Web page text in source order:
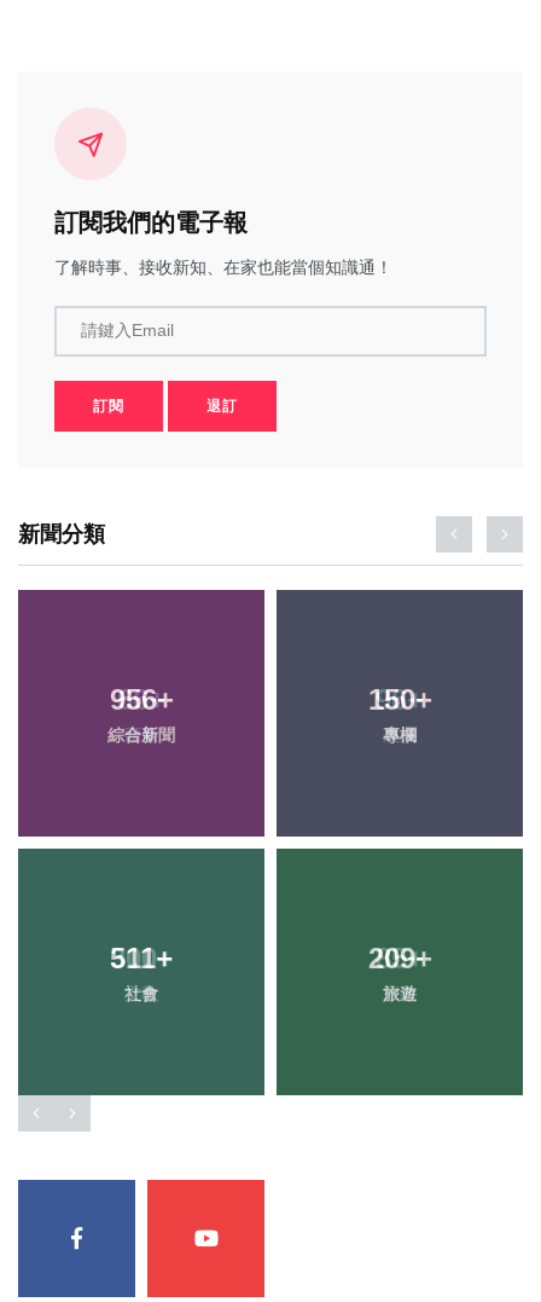
訂閱我們的電子報
了解時事、接收新知、在家也能當個知識通！
請鍵入Email
訂閱 退訂
新聞分類
956+
綜合新聞
150+
專欄
511+
社會
209+
旅遊